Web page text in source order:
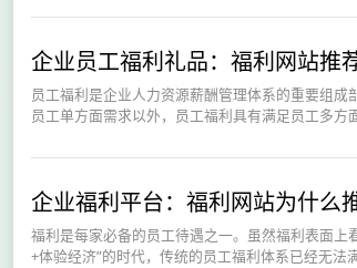
企业员工福利礼品：福利网站推
员工福利是企业人力资源薪酬管理体系的重要组
员工单方面需求以外，员工福利具有满足员工多
企业福利平台：福利网站为什么
福利是每家必备的员工待遇之一。虽然福利表面
+体验经济”的时代，传统的员工福利体系已经无